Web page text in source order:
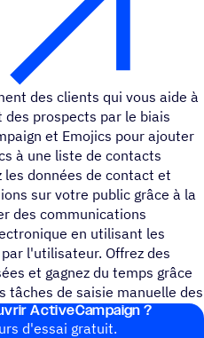
des clients qui vous aide à
prospects par le biais
et Emojics pour ajouter
à une liste de contacts
les données de contact et
sur votre public grâce à la
des communications
en utilisant les
l'utilisateur. Offrez des
et gagnez du temps grâce
tâches de saisie manuelle des
d'erreur humaine.
ActiveCampaign ?
d'essai gratuit.